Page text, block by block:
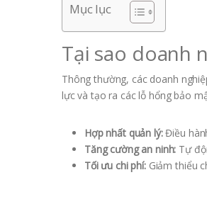
Mục lục
Tại sao doanh
Thông thường, các doanh
lực và tạo ra các lỗ hổng bảo
Hợp nhất quản lý:Điều
Tăng cường an ninh: Tự
Tối ưu chi phí:Giảm thiểu